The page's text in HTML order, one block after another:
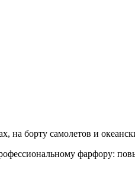
на борту самолетов и
фарфору: